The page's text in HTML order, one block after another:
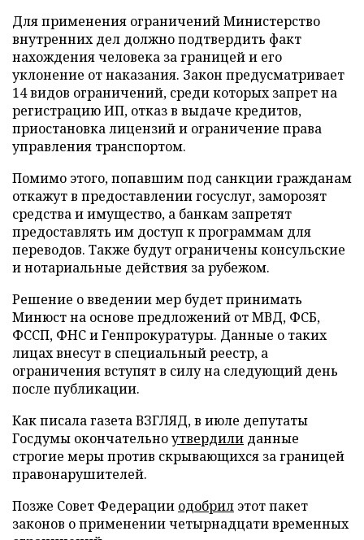
Для применения ограничений Министерство
внутренних дел должно подтвердить факт
нахождения человека за границей и его
уклонение от наказания. Закон предусматривает
14 видов ограничений, среди которых запрет на
регистрацию ИП, отказ в выдаче кредитов,
приостановка лицензий и ограничение права
управления транспортом.
Помимо этого, попавшим под санкции гражданам
откажут в предоставлении госуслуг, заморозят
средства и имущество, а банкам запретят
предоставлять им доступ к программам для
переводов. Также будут ограничены консульские
и нотариальные действия за рубежом.
Решение о введении мер будет принимать
Минюст на основе предложений от МВД, ФСБ,
ФССП, ФНС и Генпрокуратуры. Данные о таких
лицах внесут в специальный реестр, а
ограничения вступят в силу на следующий день
после публикации.
Как писала газета ВЗГЛЯД, в июле депутаты
Госдумы окончательноутвердили данные
строгие меры против скрывающихся за границей
правонарушителей.
Позже Совет Федерации одобрил этот пакет
законов о применении четырнадцати временных